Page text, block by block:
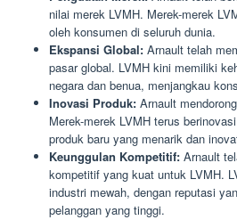
nilai merek LVMH. Merek-merek
oleh konsumen di seluruh dunia.
Ekspansi Global: Arnault telah
pasar global. LVMH kini memiliki
negara dan benua, menjangkau
Inovasi Produk: Arnault
Merek-merek LVMH terus
produk baru yang menarik dan
Keunggulan Kompetitif: Arnault
kompetitif yang kuat untuk LVMH.
industri mewah, dengan reputasi
pelanggan yang tinggi.